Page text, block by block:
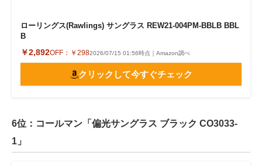
ローリングス(Rawlings) サングラス REW21-004PM-BBLB BBL
B
￥2,892OFF： ￥2982026/07/15 01:56時点｜Amazon調べ
クリックして今すぐチェック
6位：コールマン「偏光サングラス ブラック CO3033-
1」